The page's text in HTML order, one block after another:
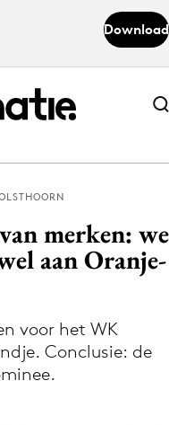
Download
Abonneer nu
Abonneer nu
de Adformatie
merken: we
aan Oranje-
voor het WK
Conclusie: de